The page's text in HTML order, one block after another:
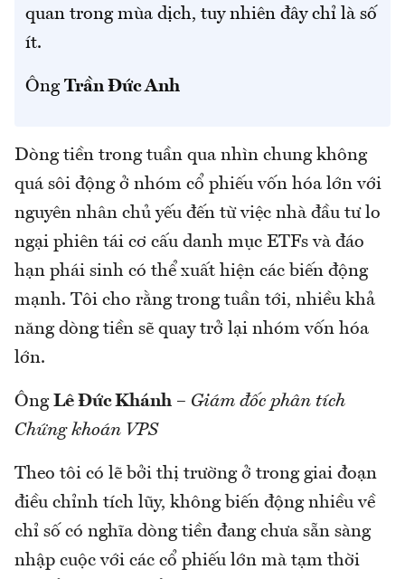
quan trong mùa dịch, tuy nhiên đây chỉ là số
ít.
Ông Trần Đức Anh
Dòng tiền trong tuần qua nhìn chung không
quá sôi động ở nhóm cổ phiếu vốn hóa lớn với
nguyên nhân chủ yếu đến từ việc nhà đầu tư lo
ngại phiên tái cơ cấu danh mục ETFs và đáo
hạn phái sinh có thể xuất hiện các biến động
mạnh. Tôi cho rằng trong tuần tới, nhiều khả
năng dòng tiền sẽ quay trở lại nhóm vốn hóa
lớn.
Ông Lê Đức Khánh – Giám đốc phân tích
Chứng khoán VPS
Theo tôi có lẽ bởi thị trường ở trong giai đoạn
điều chỉnh tích lũy, không biến động nhiều về
chỉ số có nghĩa dòng tiền đang chưa sẵn sàng
nhập cuộc với các cổ phiếu lớn mà tạm thời